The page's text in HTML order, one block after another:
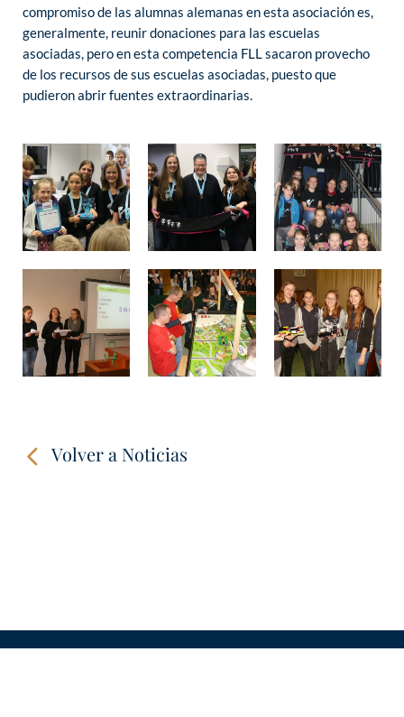
compromiso de las alumnas alemanas en esta asociación es,
generalmente, reunir donaciones para las escuelas
asociadas, pero en esta competencia FLL sacaron provecho
de los recursos de sus escuelas asociadas, puesto que
pudieron abrir fuentes extraordinarias.
Volver a Noticias